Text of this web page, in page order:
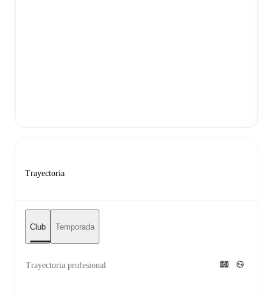
Trayectoria
Club Temporada
Trayectoria profesional